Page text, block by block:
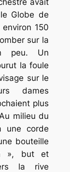
Globe de
150
sur la
peu. Un
la foule
sur le
dames
plus
milieu du
une corde
bouteille
», but et
la rive